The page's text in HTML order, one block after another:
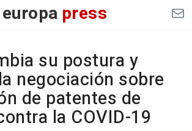
europa press
su postura y
negociación sobre
de patentes de
la COVID-19